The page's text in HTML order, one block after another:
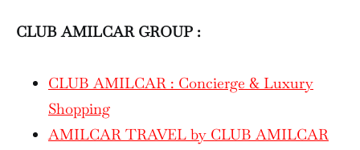
CLUB AMILCAR GROUP :
CLUB AMILCAR : Concierge & Luxury
Shopping
AMILCAR TRAVEL by CLUB AMILCAR